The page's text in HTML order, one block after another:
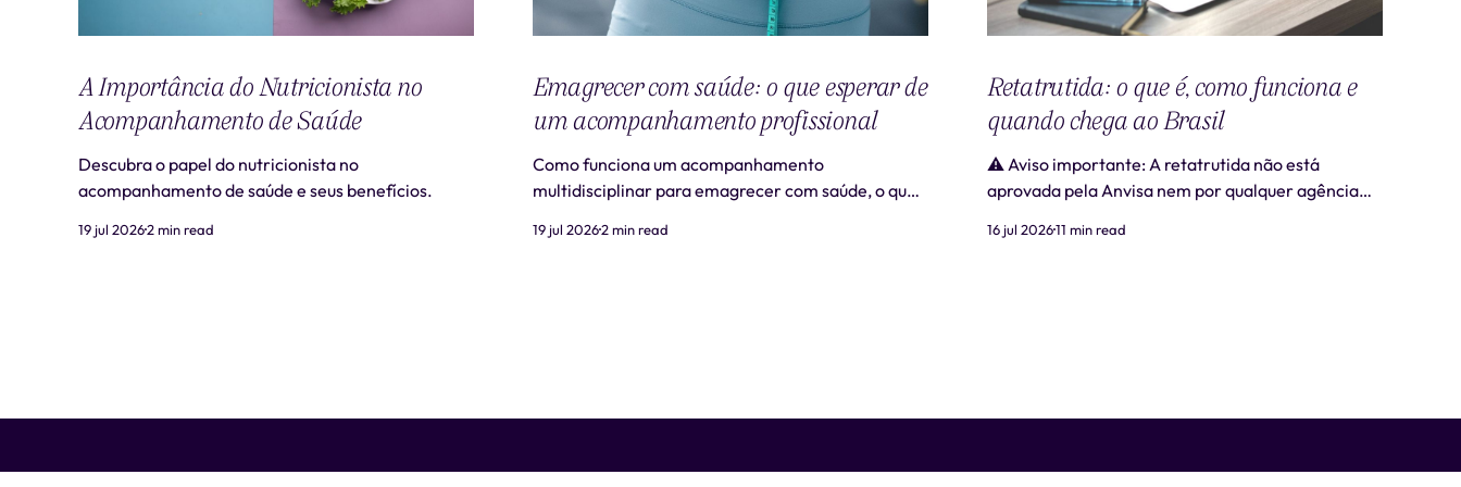
A Importância do Nutricionista no
Acompanhamento de Saúde
Descubra o papel do nutricionista no
acompanhamento de saúde e seus benefícios.
19 jul 20262 min read
Emagrecer com saúde: o que esperar de
um acompanhamento profissional
Como funciona um acompanhamento
multidisciplinar para emagrecer com saúde, o que
profissional.
19 jul 20262 min read
Retatrutida: o que é, como funciona e
quando chega ao Brasil
⚠️ Aviso importante: A retatrutida não está
aprovada pela Anvisa nem por qualquer agência
como "retatrutida" fora de estudos clínicos
16 jul 202611 min read